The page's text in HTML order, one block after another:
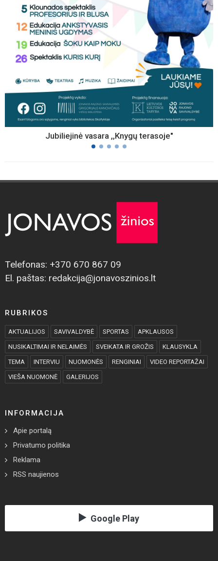
Jubiliejinė vasara ,,Knygų terasoje"
Telefonas: +370 670 867 09
El. paštas: redakcija@jonavoszinios.lt
RUBRIKOS
AKTUALIJOS SAVIVALDYBĖ SPORTAS APKLAUSOS
NUSIKALTIMAI IR NELAIMĖS SVEIKATA IR GROŽIS KLAUSYKLA
TEMA INTERVIU NUOMONĖS RENGINIAI VIDEO REPORTAŽAI
VIEŠA NUOMONĖ GALERIJOS
INFORMACIJA
Apie portalą
Privatumo politika
Reklama
RSS naujienos
Google Play